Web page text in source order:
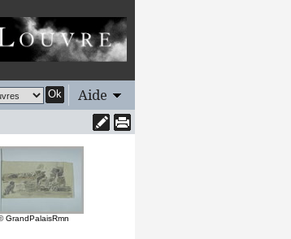
Ok Aide
GrandPalaisRmn